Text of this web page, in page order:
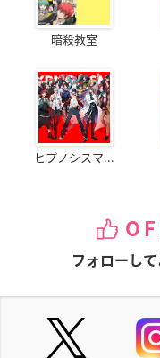
暗殺教室
ヒプノシスマ...
フォローし